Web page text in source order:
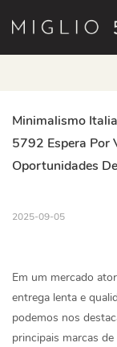
Minimalismo
5792 Espera Por
Oportunidades
2025-09-05
Em um mercado
entrega lenta e
podemos nos
principais marcas